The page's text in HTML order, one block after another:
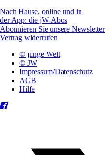
Nach Hause, online und in
der App: die jW-Abos
Abonnieren Sie unsere Newsletter
Vertrag widerrufen
© junge Welt
© JW
Impressum/Datenschutz
AGB
Hilfe